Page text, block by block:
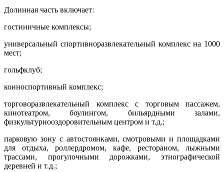
Долинная часть включает:
гостиничные комплексы;
универсальный спортивно­развлекательный комплекс на 1000
мест;
гольф­клуб;
конно­спортивный комплекс;
торгово­развлекательный комплекс с торговым пассажем,
кинотеатром, боу­лингом, бильярдными залами,
физкультурнооздоровительным центром и т.д.;
парковую зону с автостоянками, смотровыми и площадками
для отдыха, роллердромом, кафе, рестораном, лыжными
трассами, прогулочными дорожками, этнографической
деревней и т.д.;